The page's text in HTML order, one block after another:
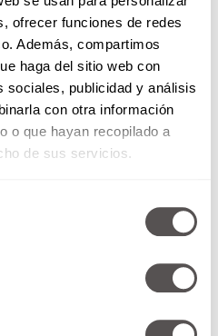
ofrecer funciones de redes
Además, compartimos
haga del sitio web con
sociales, publicidad y análisis
con otra información
o que hayan recopilado a
de sus servicios.
de sus deportes
Como suelen ser
caer en actitudes
pude concentrar en la
chueca la corbata” o
si no desinfecto todo el
con mis toallitas de
Libra es su legendaria